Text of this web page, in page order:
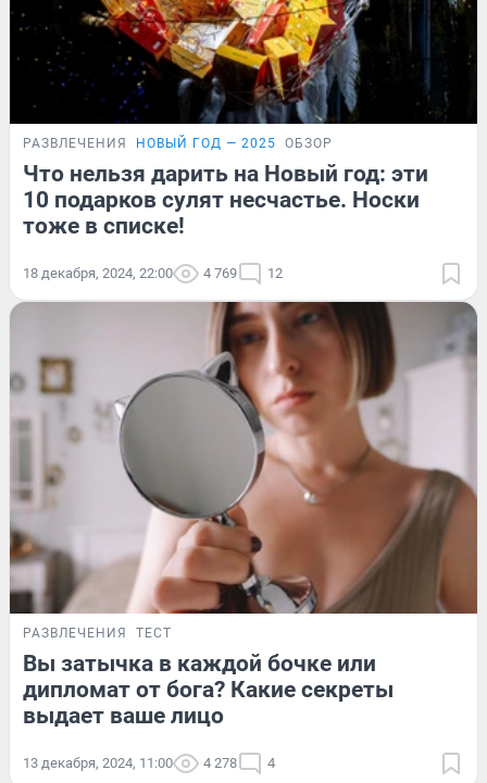
РАЗВЛЕЧЕНИЯ НОВЫЙ ГОД — 2025 ОБЗОР
Что нельзя дарить на Новый год: эти
10 подарков сулят несчастье. Носки
тоже в списке!
18 декабря, 2024, 22:00 4 769 12
РАЗВЛЕЧЕНИЯ ТЕСТ
Вы затычка в каждой бочке или
дипломат от бога? Какие секреты
выдает ваше лицо
13 декабря, 2024, 11:00 4 278 4